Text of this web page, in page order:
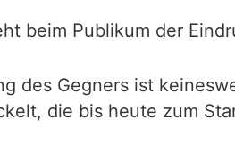
beim Publikum der
des Gegners ist
die bis heute zum